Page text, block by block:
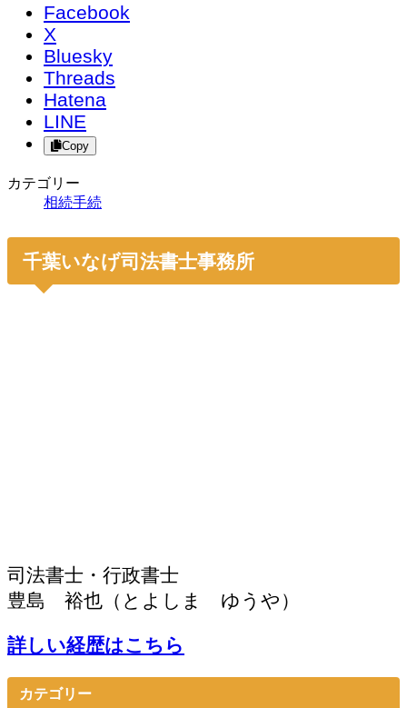
Facebook
X
Bluesky
Threads
Hatena
LINE
Copy
カテゴリー
相続手続
千葉いなげ司法書士事務所
司法書士・行政書士
豊島 裕也（とよしま ゆうや）
詳しい経歴はこちら
カテゴリー